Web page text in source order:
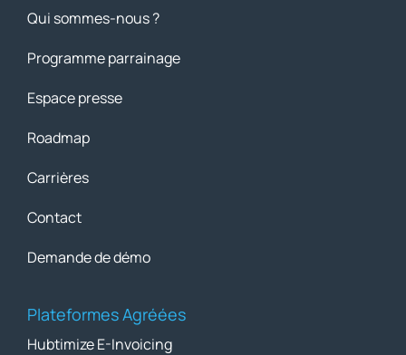
Qui sommes-nous ?
Programme parrainage
Espace presse
Roadmap
Carrières
Contact
Demande de démo
Plateformes Agréées
Hubtimize E-Invoicing